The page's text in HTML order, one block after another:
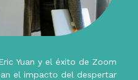
Yuan y el éxito de Zoom
el impacto del despertar